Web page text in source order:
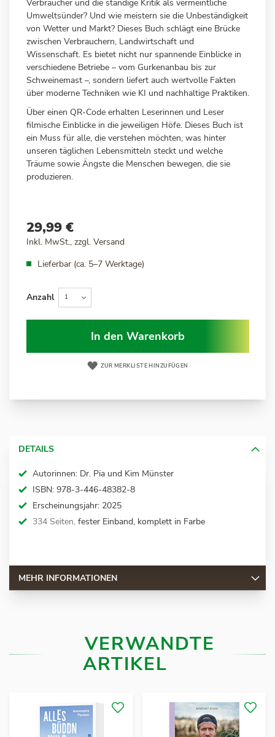
Verbraucher und die ständige Kritik als vermeintliche
Umweltsünder? Und wie meistern sie die Unbeständigkeit
von Wetter und Markt? Dieses Buch schlägt eine Brücke
zwischen Verbrauchern, Landwirtschaft und
Wissenschaft. Es bietet nicht nur spannende Einblicke in
verschiedene Betriebe – vom Gurkenanbau bis zur
Schweinemast –, sondern liefert auch wertvolle Fakten
über moderne Techniken wie KI und nachhaltige Praktiken.
Über einen QR-Code erhalten Leserinnen und Leser
filmische Einblicke in die jeweiligen Höfe. Dieses Buch ist
ein Muss für alle, die verstehen möchten, was hinter
unseren täglichen Lebensmitteln steckt und welche
Träume sowie Ängste die Menschen bewegen, die sie
produzieren.
29,99 €
Inkl. MwSt., zzgl. Versand
Lieferbar (ca. 5–7 Werktage)
Anzahl
In den Warenkorb
ZUR MERKLISTE HINZUFÜGEN
DETAILS
Autorinnen: Dr. Pia und Kim Münster
ISBN: 978-3-446-48382-8
Erscheinungsjahr: 2025
334 Seiten, fester Einband, komplett in Farbe
MEHR INFORMATIONEN
VERWANDTE
ARTIKEL